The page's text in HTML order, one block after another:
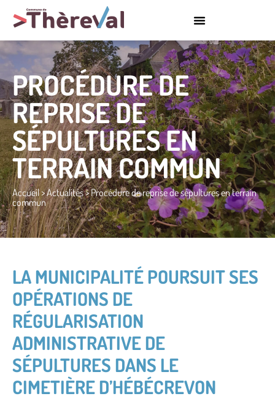
PROCÉDURE DE
REPRISE DE
SÉPULTURES EN
TERRAIN COMMUN
Accueil>Actualités>Procédure de reprise de sépultures en terrain
commun
LA MUNICIPALITÉ POURSUIT SES
OPÉRATIONS DE
RÉGULARISATION
ADMINISTRATIVE DE
SÉPULTURES DANS LE
CIMETIÈRE D’HÉBÉCREVON